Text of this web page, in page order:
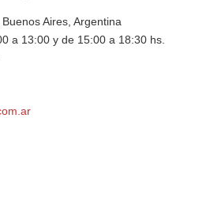
Aires, Argentina
a 13:00 y de 15:00 a 18:30 hs.